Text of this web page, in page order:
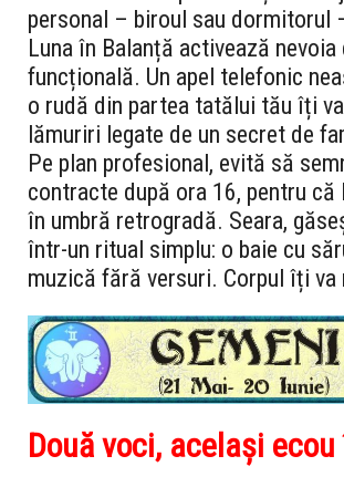
personal – biroul sau dormitorul
Luna în Balanță activează
funcțională. Un apel telefonic
o rudă din partea tatălui tău îți
lămuriri legate de un secret de
Pe plan profesional, evită să
contracte după ora 16, pentru că
în umbră retrogradă. Seara,
într-un ritual simplu: o baie cu
muzică fără versuri. Corpul îți va
Două voci, același